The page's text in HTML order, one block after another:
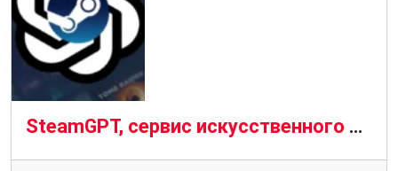
SteamGPT, сервис искусственного интеллекта от Valve, вскоре сможет отвечать на ваши запросы в службу поддержки Steam